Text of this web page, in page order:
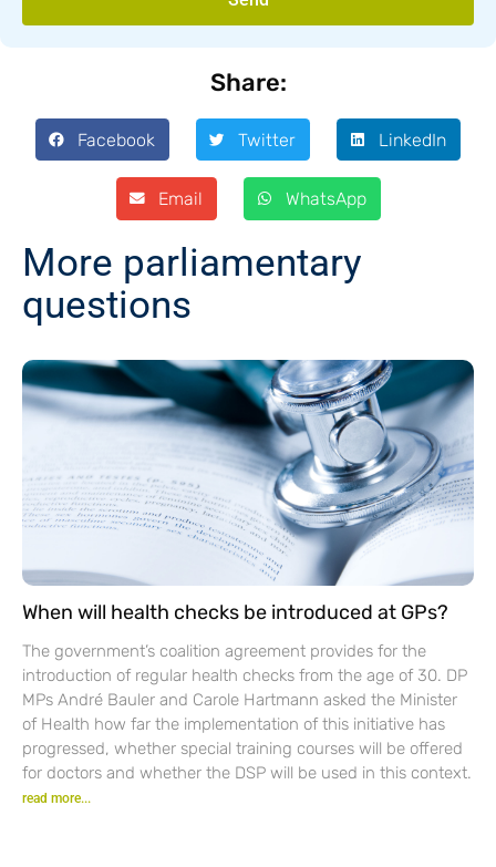
Share:
Facebook Twitter LinkedIn
Email WhatsApp
More parliamentary
questions
When will health checks be introduced at GPs?
The government’s coalition agreement provides for the
introduction of regular health checks from the age of 30. DP
MPs André Bauler and Carole Hartmann asked the Minister
of Health how far the implementation of this initiative has
progressed, whether special training courses will be offered
for doctors and whether the DSP will be used in this context.
read more...